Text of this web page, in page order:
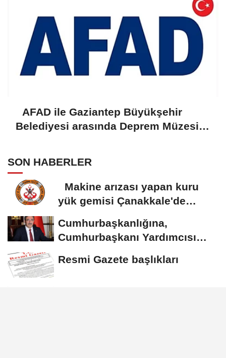
AFAD ile Gaziantep Büyükşehir
Belediyesi arasında Deprem Müzesi
SON HABERLER
Makine arızası yapan kuru
yük gemisi Çanakkale'de
Cumhurbaşkanlığına,
Cumhurbaşkanı Yardımcısı
Resmi Gazete başlıkları